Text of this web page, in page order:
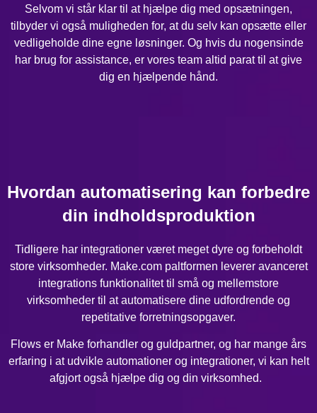
Selvom vi står klar til at hjælpe dig med opsætningen,
tilbyder vi også muligheden for, at du selv kan opsætte eller
vedligeholde dine egne løsninger. Og hvis du nogensinde
har brug for assistance, er vores team altid parat til at give
dig en hjælpende hånd.
Hvordan automatisering kan forbedre
din indholdsproduktion
Tidligere har integrationer været meget dyre og forbeholdt
store virksomheder. Make.com paltformen leverer avanceret
integrations funktionalitet til små og mellemstore
virksomheder til at automatisere dine udfordrende og
repetitative forretningsopgaver.
Flows er Make forhandler og guldpartner, og har mange års
erfaring i at udvikle automationer og integrationer, vi kan helt
afgjort også hjælpe dig og din virksomhed.